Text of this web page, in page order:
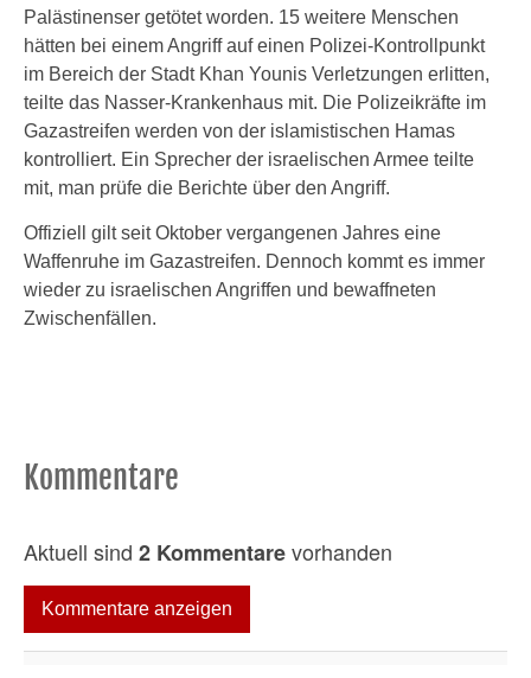
Palästinenser getötet worden. 15 weitere Menschen
hätten bei einem Angriff auf einen Polizei-Kontrollpunkt
im Bereich der Stadt Khan Younis Verletzungen erlitten,
teilte das Nasser-Krankenhaus mit. Die Polizeikräfte im
Gazastreifen werden von der islamistischen Hamas
kontrolliert. Ein Sprecher der israelischen Armee teilte
mit, man prüfe die Berichte über den Angriff.
Offiziell gilt seit Oktober vergangenen Jahres eine
Waffenruhe im Gazastreifen. Dennoch kommt es immer
wieder zu israelischen Angriffen und bewaffneten
Zwischenfällen.
Kommentare
Aktuell sind 2 Kommentarevorhanden
Kommentare anzeigen